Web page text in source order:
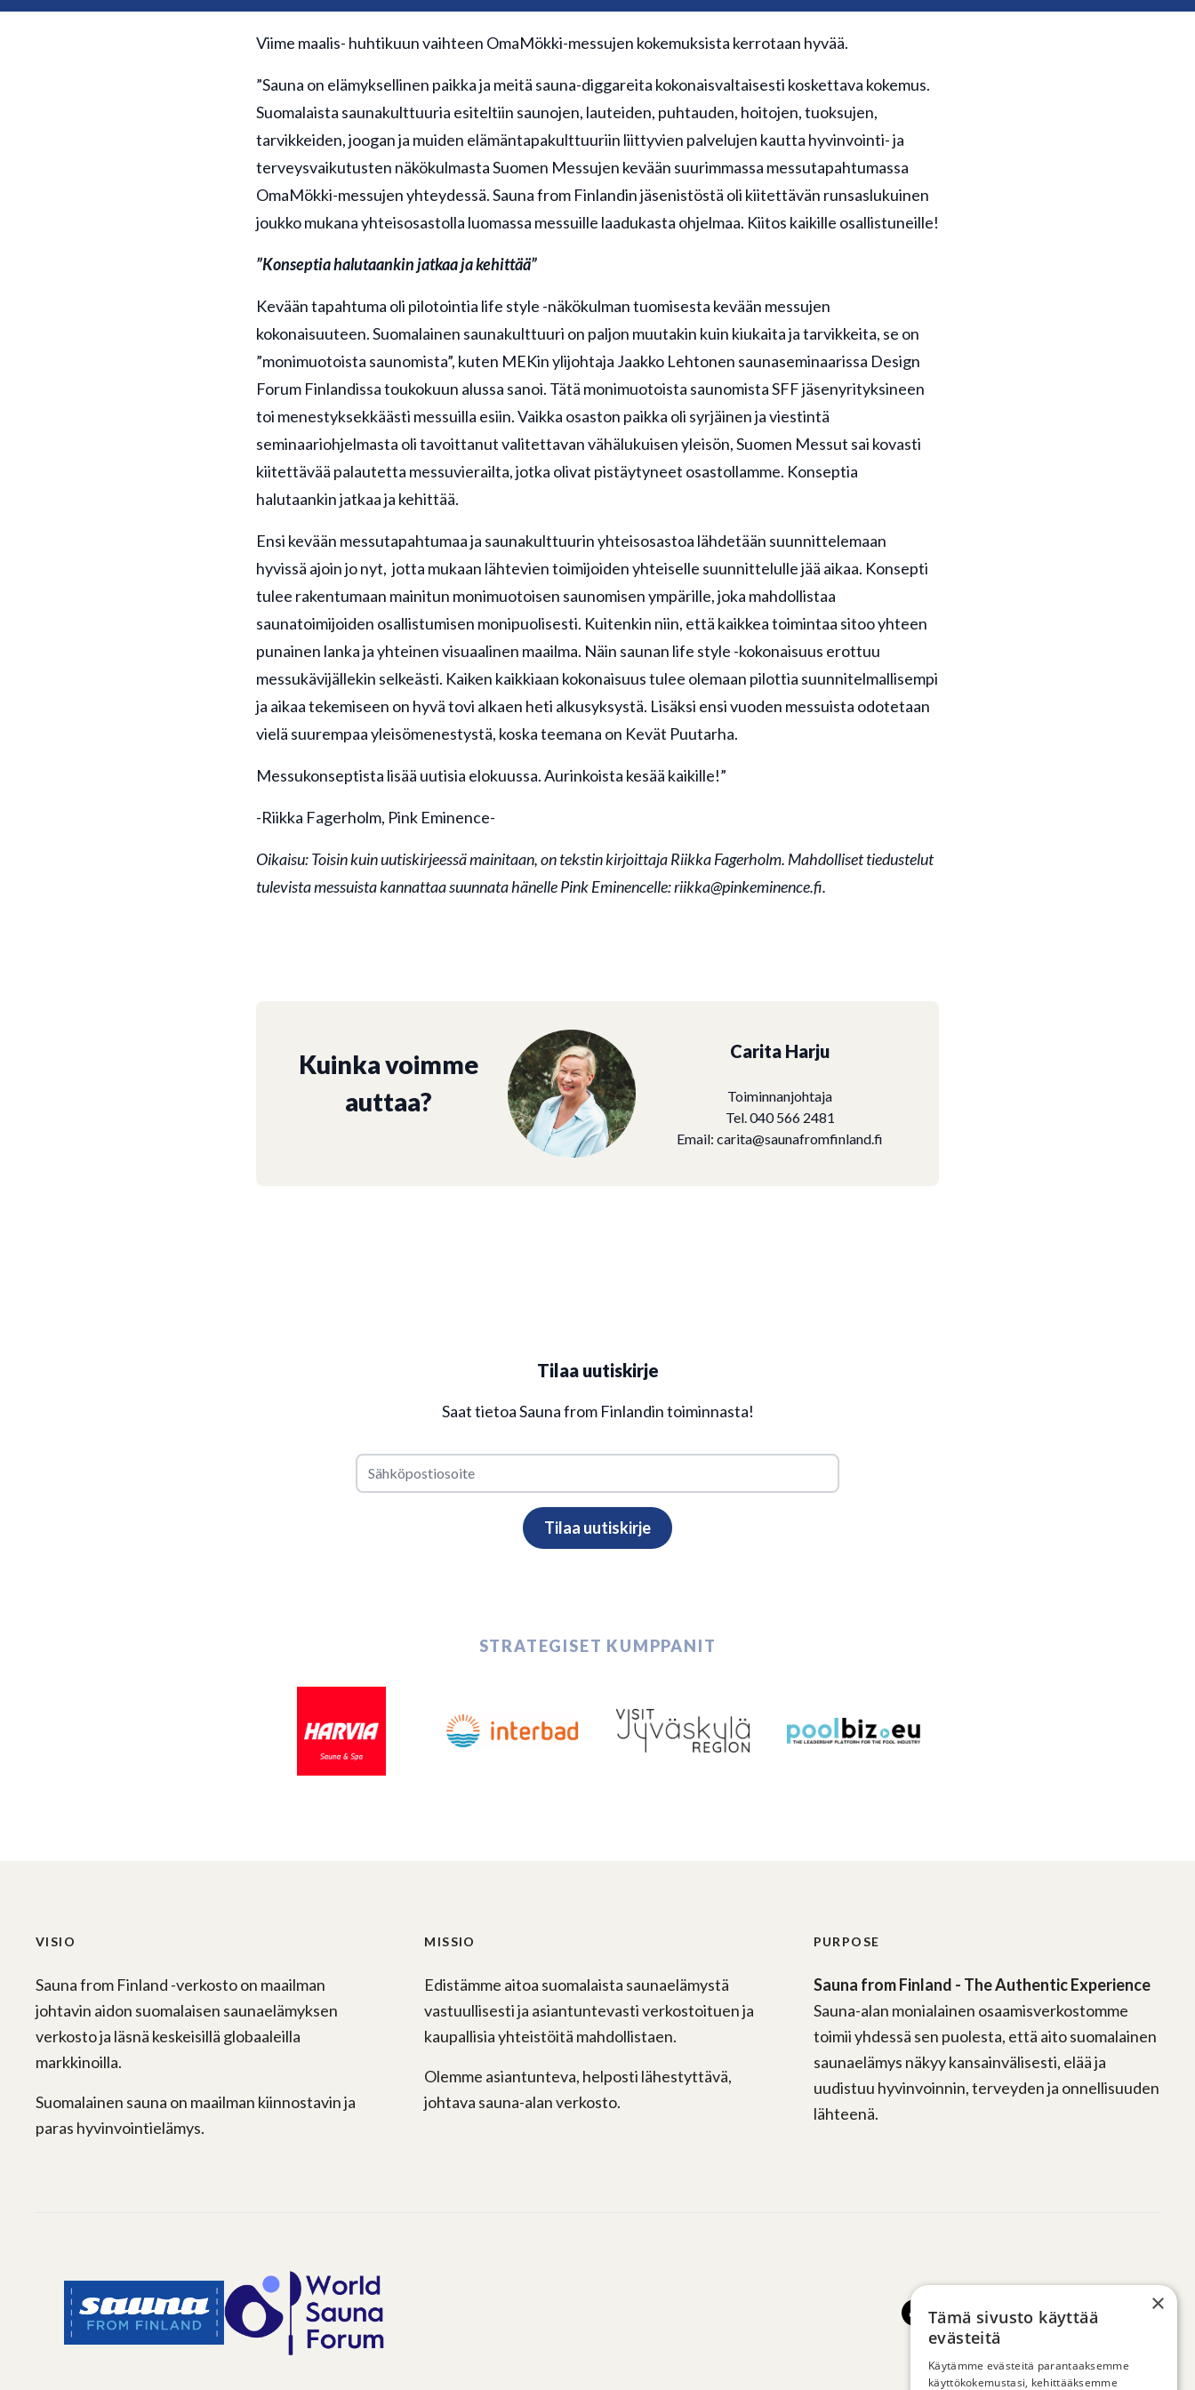
Viime maalis- huhtikuun vaihteen OmaMökki-messujen kokemuksista kerrotaan hyvää.
”Sauna on elämyksellinen paikka ja meitä sauna-diggareita kokonaisvaltaisesti koskettava kokemus.
Suomalaista saunakulttuuria esiteltiin saunojen, lauteiden, puhtauden, hoitojen, tuoksujen,
tarvikkeiden, joogan ja muiden elämäntapakulttuuriin liittyvien palvelujen kautta hyvinvointi- ja
terveysvaikutusten näkökulmasta Suomen Messujen kevään suurimmassa messutapahtumassa
OmaMökki-messujen yhteydessä. Sauna from Finlandin jäsenistöstä oli kiitettävän runsaslukuinen
joukko mukana yhteisosastolla luomassa messuille laadukasta ohjelmaa. Kiitos kaikille osallistuneille!
”Konseptia halutaankin jatkaa ja kehittää”
Kevään tapahtuma oli pilotointia life style -näkökulman tuomisesta kevään messujen
kokonaisuuteen. Suomalainen saunakulttuuri on paljon muutakin kuin kiukaita ja tarvikkeita, se on
”monimuotoista saunomista”, kuten MEKin ylijohtaja Jaakko Lehtonen saunaseminaarissa Design
Forum Finlandissa toukokuun alussa sanoi. Tätä monimuotoista saunomista SFF jäsenyrityksineen
toi menestyksekkäästi messuilla esiin. Vaikka osaston paikka oli syrjäinen ja viestintä
seminaariohjelmasta oli tavoittanut valitettavan vähälukuisen yleisön, Suomen Messut sai kovasti
kiitettävää palautetta messuvierailta, jotka olivat pistäytyneet osastollamme. Konseptia
halutaankin jatkaa ja kehittää.
Ensi kevään messutapahtumaa ja saunakulttuurin yhteisosastoa lähdetään suunnittelemaan
hyvissä ajoin jo nyt, jotta mukaan lähtevien toimijoiden yhteiselle suunnittelulle jää aikaa. Konsepti
tulee rakentumaan mainitun monimuotoisen saunomisen ympärille, joka mahdollistaa
saunatoimijoiden osallistumisen monipuolisesti. Kuitenkin niin, että kaikkea toimintaa sitoo yhteen
punainen lanka ja yhteinen visuaalinen maailma. Näin saunan life style -kokonaisuus erottuu
messukävijällekin selkeästi. Kaiken kaikkiaan kokonaisuus tulee olemaan pilottia suunnitelmallisempi
ja aikaa tekemiseen on hyvä tovi alkaen heti alkusyksystä. Lisäksi ensi vuoden messuista odotetaan
vielä suurempaa yleisömenestystä, koska teemana on Kevät Puutarha.
Messukonseptista lisää uutisia elokuussa. Aurinkoista kesää kaikille!”
-Riikka Fagerholm, Pink Eminence-
Oikaisu: Toisin kuin uutiskirjeessä mainitaan, on tekstin kirjoittaja Riikka Fagerholm. Mahdolliset tiedustelut
tulevista messuista kannattaa suunnata hänelle Pink Eminencelle: riikka@pinkeminence.fi.
Kuinka voimme
auttaa?
Carita Harju
Toiminnanjohtaja
Tel. 040 566 2481
Email:carita@saunafromfinland.fi
Tilaa uutiskirje
Saat tietoa Sauna from Finlandin toiminnasta!
STRATEGISET KUMPPANIT
VISIO
Sauna from Finland -verkosto on maailman
johtavin aidon suomalaisen saunaelämyksen
verkosto ja läsnä keskeisillä globaaleilla
markkinoilla.
Suomalainen sauna on maailman kiinnostavin ja
paras hyvinvointielämys.
MISSIO
Edistämme aitoa suomalaista saunaelämystä
vastuullisesti ja asiantuntevasti verkostoituen ja
kaupallisia yhteistöitä mahdollistaen.
Olemme asiantunteva, helposti lähestyttävä,
johtava sauna-alan verkosto.
PURPOSE
Sauna from Finland - The Authentic Experience
Sauna-alan monialainen osaamisverkostomme
toimii yhdessä sen puolesta, että aito suomalainen
saunaelämys näkyy kansainvälisesti, elää ja
uudistuu hyvinvoinnin, terveyden ja onnellisuuden
lähteenä.
×
Tämä sivusto käyttää
evästeitä
Käytämme evästeitä parantaaksemme
käyttökokemustasi, kehittääksemme